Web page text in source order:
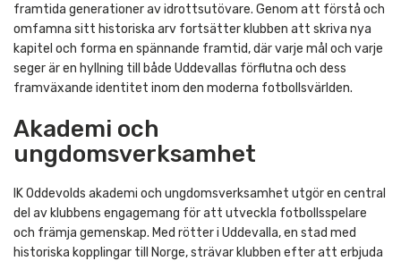
framtida generationer av idrottsutövare. Genom att förstå och
omfamna sitt historiska arv fortsätter klubben att skriva nya
kapitel och forma en spännande framtid, där varje mål och varje
seger är en hyllning till både Uddevallas förflutna och dess
framväxande identitet inom den moderna fotbollsvärlden.
Akademi och
ungdomsverksamhet
IK Oddevolds akademi och ungdomsverksamhet utgör en central
del av klubbens engagemang för att utveckla fotbollsspelare
och främja gemenskap. Med rötter i Uddevalla, en stad med
historiska kopplingar till Norge, strävar klubben efter att erbjuda